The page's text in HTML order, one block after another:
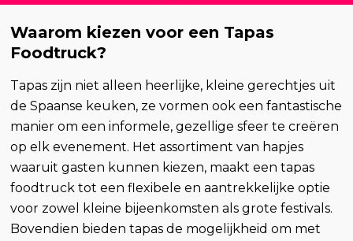
Waarom kiezen voor een Tapas
Foodtruck?
Tapas zijn niet alleen heerlijke, kleine gerechtjes uit
de Spaanse keuken, ze vormen ook een fantastische
manier om een informele, gezellige sfeer te creëren
op elk evenement. Het assortiment van hapjes
waaruit gasten kunnen kiezen, maakt een tapas
foodtruck tot een flexibele en aantrekkelijke optie
voor zowel kleine bijeenkomsten als grote festivals.
Bovendien bieden tapas de mogelijkheid om met